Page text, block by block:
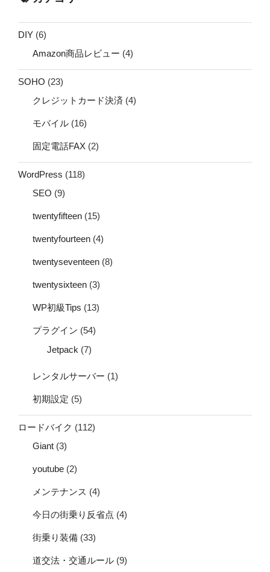
DIY (6)
Amazon商品レビュー (4)
SOHO (23)
クレジットカード決済 (4)
モバイル (16)
固定電話FAX (2)
WordPress (118)
SEO (9)
twentyfifteen (15)
twentyfourteen (4)
twentyseventeen (8)
twentysixteen (3)
WP初級Tips (13)
プラグイン (54)
Jetpack (7)
レンタルサーバー (1)
初期設定 (5)
ロードバイク (112)
Giant (3)
youtube (2)
メンテナンス (4)
今日の街乗り反省点 (4)
街乗り装備 (33)
道交法・交通ルール (9)